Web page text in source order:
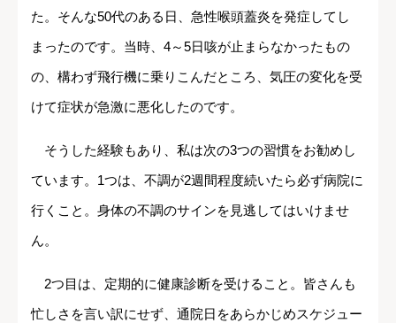
た。そんな50代のある日、急性喉頭蓋炎を発症してし
まったのです。当時、4～5日咳が止まらなかったもの
の、構わず飛行機に乗りこんだところ、気圧の変化を受
けて症状が急激に悪化したのです。
そうした経験もあり、私は次の3つの習慣をお勧めし
ています。1つは、不調が2週間程度続いたら必ず病院に
行くこと。身体の不調のサインを見逃してはいけませ
ん。
2つ目は、定期的に健康診断を受けること。皆さんも
忙しさを言い訳にせず、通院日をあらかじめスケジュー